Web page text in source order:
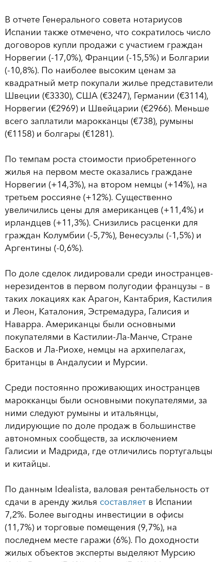
В отчете Генерального совета нотариусов
Испании также отмечено, что сократилось число
договоров купли продажи с участием граждан
Норвегии (-17,0%), Франции (-15,5%) и Болгарии
(-10,8%). По наиболее высоким ценам за
квадратный метр покупали жилье представители
Швеции (€3330), США (€3247), Германии (€3114),
Норвегии (€2969) и Швейцарии (€2966). Меньше
всего заплатили марокканцы (€738), румыны
(€1158) и болгары (€1281).
По темпам роста стоимости приобретенного
жилья на первом месте оказались граждане
Норвегии (+14,3%), на втором немцы (+14%), на
третьем россияне (+12%). Существенно
увеличились цены для американцев (+11,4%) и
ирландцев (+11,3%). Снизились расценки для
граждан Колумбии (-5,7%), Венесуэлы (-1,5%) и
Аргентины (-0,6%).
По доле сделок лидировали среди иностранцев-
нерезидентов в первом полугодии французы – в
таких локациях как Арагон, Кантабрия, Кастилия
и Леон, Каталония, Эстремадура, Галисия и
Наварра. Американцы были основными
покупателями в Кастилии-Ла-Манче, Стране
Басков и Ла-Риохе, немцы на архипелагах,
британцы в Андалусии и Мурсии.
Среди постоянно проживающих иностранцев
марокканцы были основными покупателями, за
ними следуют румыны и итальянцы,
лидирующие по доле продаж в большинстве
автономных сообществ, за исключением
Галисии и Мадрида, где отличились португальцы
и китайцы.
По данным Idealista, валовая рентабельность от
сдачи в аренду жилья составляет в Испании
7,2%. Более выгодны инвестиции в офисы
(11,7%) и торговые помещения (9,7%), на
последнем месте гаражи (6%). По доходности
жилых объектов эксперты выделяют Мурсию